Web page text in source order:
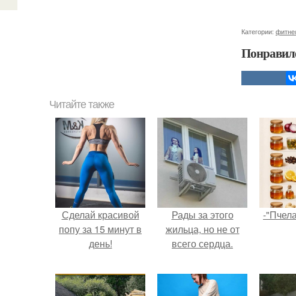
Категории:
Читайте также
Сделай красивой
попу за 15 минут в
день!
Рады за этого
жильца, но не от
всего сердца.
-